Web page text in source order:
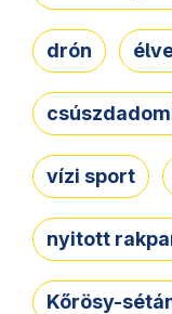
drón
vízi sport
nyitott
Kőrösy-